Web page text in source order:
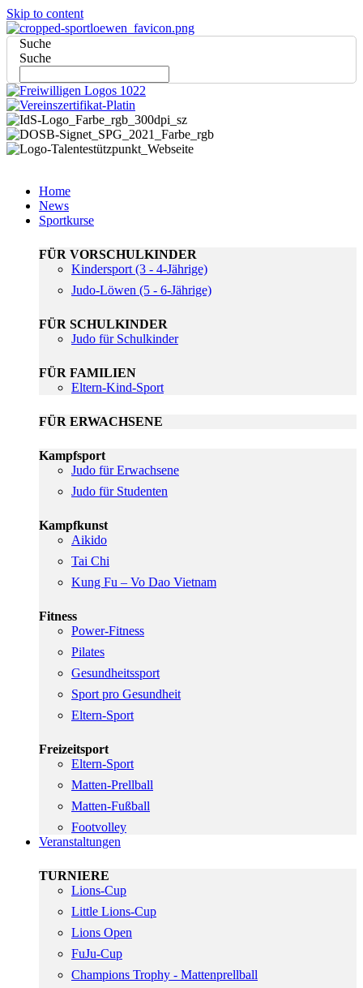
Skip to content
Suche
Suche
Home
News
Sportkurse
FÜR VORSCHULKINDER
Kindersport (3 - 4-Jährige)
Judo-Löwen (5 - 6-Jährige)
FÜR SCHULKINDER
Judo für Schulkinder
FÜR FAMILIEN
Eltern-Kind-Sport
FÜR ERWACHSENE
Kampfsport
Judo für Erwachsene
Judo für Studenten
Kampfkunst
Aikido
Tai Chi
Kung Fu – Vo Dao Vietnam
Fitness
Power-Fitness
Pilates
Gesundheitssport
Sport pro Gesundheit
Eltern-Sport
Freizeitsport
Eltern-Sport
Matten-Prellball
Matten-Fußball
Footvolley
Veranstaltungen
TURNIERE
Lions-Cup
Little Lions-Cup
Lions Open
FuJu-Cup
Champions Trophy - Mattenprellball